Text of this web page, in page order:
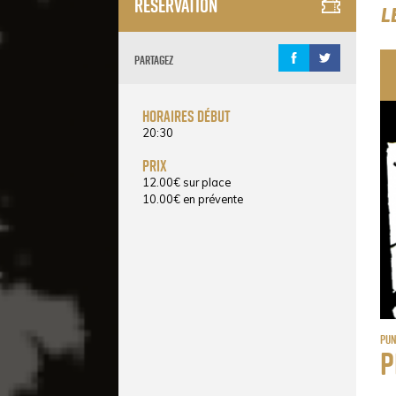
Réservation
Partagez
horaires début
20:30
prix
12.00€ sur place
10.00€ en prévente